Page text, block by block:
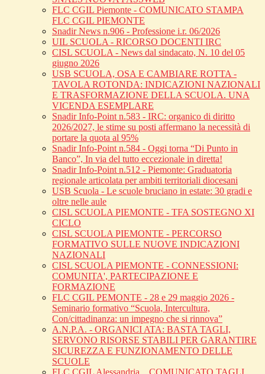
FLC CGIL Piemonte - COMUNICATO STAMPA
FLC CGIL PIEMONTE
Snadir News n.906 - Professione i.r. 06/2026
UIL SCUOLA - RICORSO DOCENTI IRC
CISL SCUOLA - News dal sindacato, N. 10 del 05
giugno 2026
USB SCUOLA, OSA E CAMBIARE ROTTA -
TAVOLA ROTONDA: INDICAZIONI NAZIONALI
E TRASFORMAZIONE DELLA SCUOLA. UNA
VICENDA ESEMPLARE
Snadir Info-Point n.583 - IRC: organico di diritto
2026/2027, le stime su posti affermano la necessità di
portare la quota al 95%
Snadir Info-Point n.584 - Oggi torna “Di Punto in
Banco”, In via del tutto eccezionale in diretta!
Snadir Info-Point n.512 - Piemonte: Graduatoria
regionale articolata per ambiti territoriali diocesani
USB Scuola - Le scuole bruciano in estate: 30 gradi e
oltre nelle aule
CISL SCUOLA PIEMONTE - TFA SOSTEGNO XI
CICLO
CISL SCUOLA PIEMONTE - PERCORSO
FORMATIVO SULLE NUOVE INDICAZIONI
NAZIONALI
CISL SCUOLA PIEMONTE - CONNESSIONI:
COMUNITA', PARTECIPAZIONE E
FORMAZIONE
FLC CGIL PEMONTE - 28 e 29 maggio 2026 -
Seminario formativo “Scuola, Intercultura,
Con/cittadinanza: un impegno che si rinnova”
A.N.P.A. - ORGANICI ATA: BASTA TAGLI,
SERVONO RISORSE STABILI PER GARANTIRE
SICUREZZA E FUNZIONAMENTO DELLE
SCUOLE